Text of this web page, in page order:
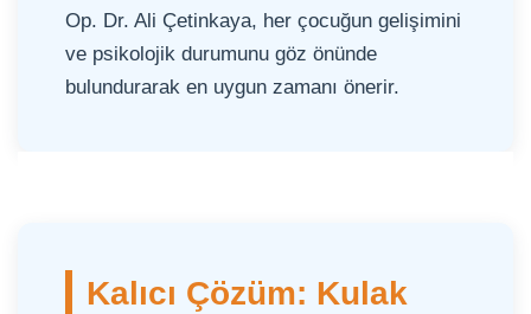
Op. Dr. Ali Çetinkaya, her çocuğun gelişimini
ve psikolojik durumunu göz önünde
bulundurarak en uygun zamanı önerir.
Kalıcı Çözüm: Kulak